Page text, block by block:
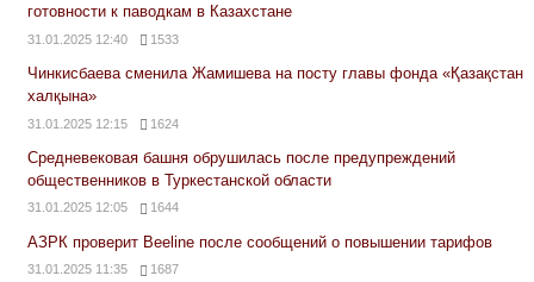
готовности к паводкам в Казахстане
31.01.2025 12:40 1533
Чинкисбаева сменила Жамишева на посту главы фонда «Қазақстан
халқына»
31.01.2025 12:15 1624
Средневековая башня обрушилась после предупреждений
общественников в Туркестанской области
31.01.2025 12:05 1644
АЗРК проверит Beeline после сообщений о повышении тарифов
31.01.2025 11:35 1687